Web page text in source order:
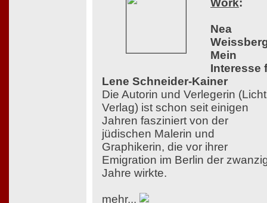
Work:
Nea
Mein
Interesse
Lene Schneider-Kainer
Die Autorin und Verlegerin
Verlag) ist schon seit einigen
Jahren fasziniert von der
jüdischen Malerin und
Graphikerin, die vor ihrer
Emigration im Berlin der
Jahre wirkte.
mehr...